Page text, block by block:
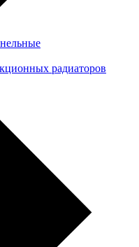
радиаторов